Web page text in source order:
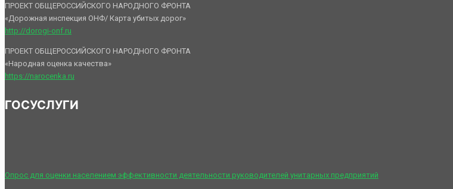
ПРОЕКТ ОБЩЕРОССИЙСКОГО НАРОДНОГО ФРОНТА
«Дорожная инспекция ОНФ/ Карта убитых дорог»
http://dorogi-onf.ru
ПРОЕКТ ОБЩЕРОССИЙСКОГО НАРОДНОГО ФРОНТА
«Народная оценка качества»
https://narocenka.ru
ГОСУСЛУГИ
Опрос для оценки населением эффективности деятельности руководителей унитарных предприятий